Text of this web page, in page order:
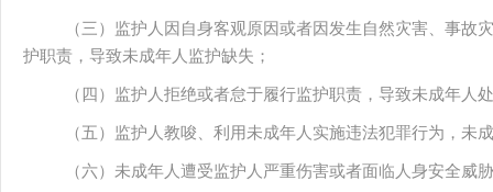
（三）监护人因自身客观原因或者因发生自然灾害、事故
护职责，导致未成年人监护缺失；
（四）监护人拒绝或者怠于履行监护职责，导致未成年人
（五）监护人教唆、利用未成年人实施违法犯罪行为，未
（六）未成年人遭受监护人严重伤害或者面临人身安全威